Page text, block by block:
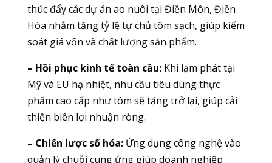
thúc đẩy các dự án ao nuôi tại Điền Môn, Điền
Hòa nhằm tăng tỷ lệ tự chủ tôm sạch, giúp kiểm
soát giá vốn và chất lượng sản phẩm.
– Hồi phục kinh tế toàn cầu:Khi lạm phát tại
Mỹ và EU hạ nhiệt, nhu cầu tiêu dùng thực
phẩm cao cấp như tôm sẽ tăng trở lại, giúp cải
thiện biên lợi nhuận ròng.
– Chiến lược số hóa:Ứng dụng công nghệ vào
quản lý chuỗi cung ứng giúp doanh nghiệp